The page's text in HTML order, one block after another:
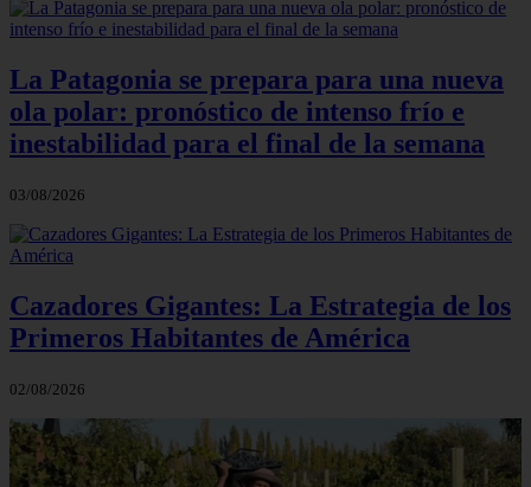
La Patagonia se prepara para una nueva
ola polar: pronóstico de intenso frío e
inestabilidad para el final de la semana
03/08/2026
Cazadores Gigantes: La Estrategia de los
Primeros Habitantes de América
02/08/2026